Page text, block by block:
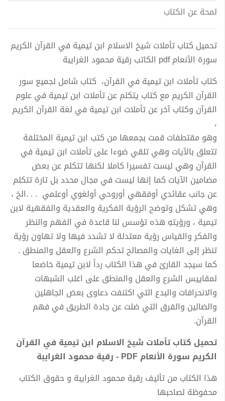
لمحة عن الكتاب
تحميل كتاب تأملات شيخ الاسلام ابن تيمية في القرآن الكريم
سورة الأنعام pdf الكاتب رقية محمود الغرايبة
كتاب تأملات ابن تيمية في القرآن، كتاب شامل لجميع سور
القرآن الكريم مع كتاب يتكلم عن تأملات ابن تيمية في علوم
القرآن وكتاب آخر عن تأملات ابن تيمية في لغة القرآن الكريم
،
وهو مقتطفات قمت بجمعها من كتب ابن تيمية المختلفة
تتعلق بالآيات وهي تلقي ضوءا على تأملات ابن تيمية في
القرآن وهي ليست تفسيرا كاملا لكنها تتكلم عن بعض
مضامين الآيات كما إنها ليست في مجال محدد بل تارة تتكلم
عن جانب عقائدي أوفقهي أوروحي أولغوي أوعلمي . . .الخ ،
وهي تشكل وتوضح الرؤية الفكرية والعقدية والفقهية لابن
تيمية ، ورؤيتهِ هذه تؤسس لنا قاعدة في الفهم والنظر
والفكر والقياس رؤية معتدلة لا تشدد فيها ولا تهاون رؤية
تنظر إلى الغايات والمصالح تحكم الشرع والعقل والمنطق .
كما سيجد القارئ في هذا الكتاب رداً لابن تيمية خاضعا
لمقاييس الشرع والعقل والمنطق على اغلب الشبهات
والانحرافات والبدع التي اكتنفت دعاوى بعض الجاهلين
والضالين والفرق التي ضلت عن جادة الطريق في فهم
القرآن.
تحميل كتاب تأملات شيخ الاسلام ابن تيمية في القرآن
الكريم سورة الأنعام PDF - رقية محمود الغرايبة
هذا الكتاب من تأليف رقية محمود الغرايبة و حقوق الكتاب
محفوظة لصاحبها